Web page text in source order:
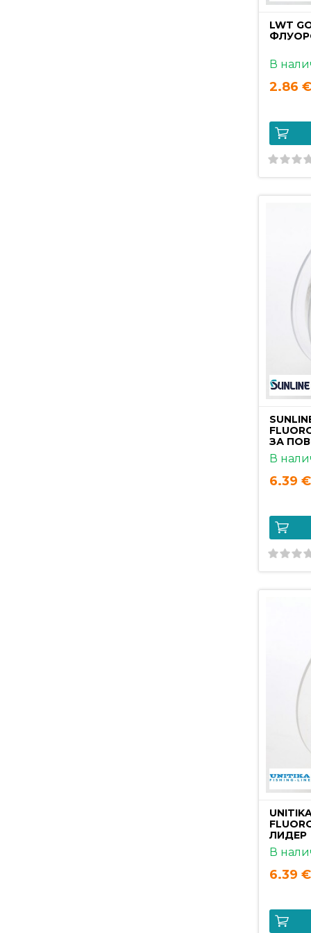
LWT
В
2.86
ЗА
В
6.39
ЛИДЕР
В
6.39